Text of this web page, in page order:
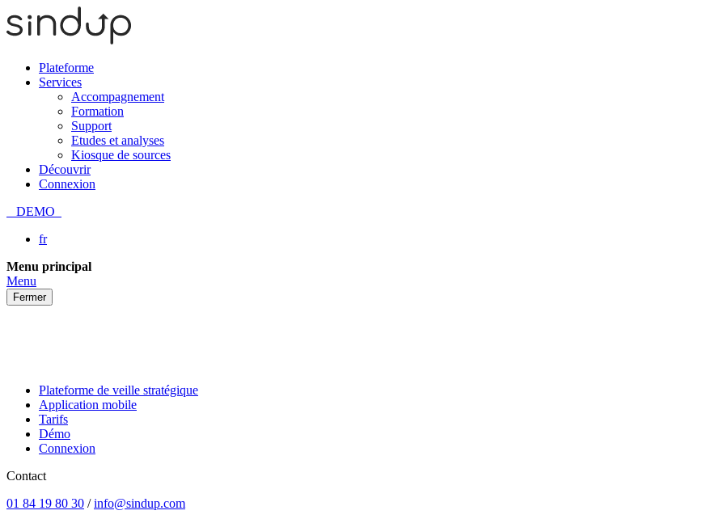
Plateforme
Services
Accompagnement
Formation
Support
Etudes et analyses
Kiosque de sources
Découvrir
Connexion
DEMO
fr
Passer
au
contenu
Menu principal
Menu
Fermer
Plateforme de veille stratégique
Application mobile
Tarifs
Démo
Connexion
Contact
01 84 19 80 30 /info@sindup.com